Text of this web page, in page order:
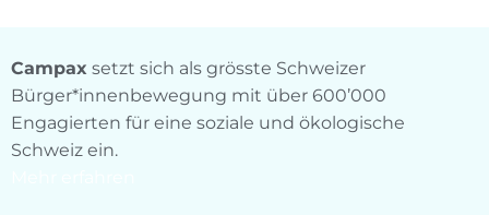
Campax setzt sich als grösste Schweizer
Bürger*innenbewegung mit über 600’000
Engagierten für eine soziale und ökologische
Schweiz ein.